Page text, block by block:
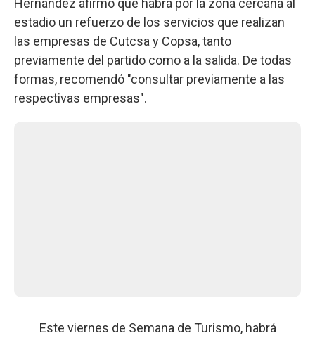
Hernández afirmó que habrá por la zona cercana al
estadio un refuerzo de los servicios que realizan
las empresas de Cutcsa y Copsa, tanto
previamente del partido como a la salida. De todas
formas, recomendó "consultar previamente a las
respectivas empresas".
Este viernes de Semana de Turismo, habrá